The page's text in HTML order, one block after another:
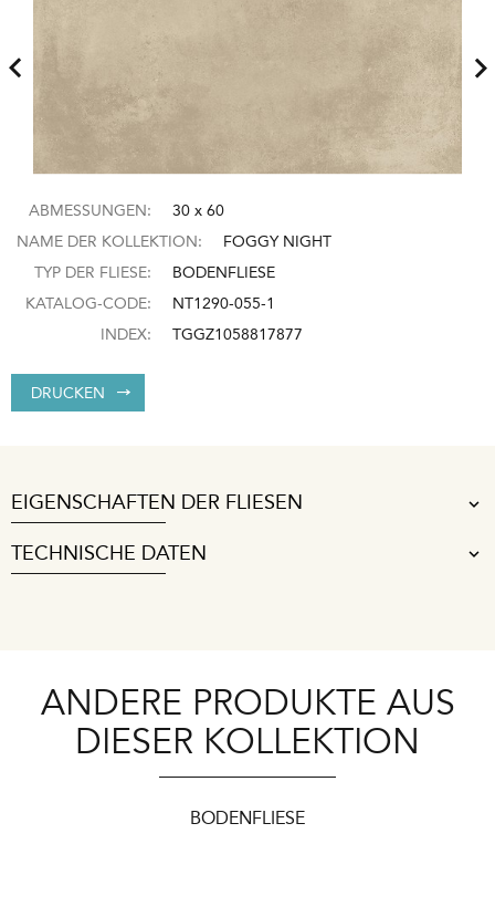
ABMESSUNGEN:
30 x 60
NAME DER KOLLEKTION:
FOGGY NIGHT
TYP DER FLIESE:
BODENFLIESE
KATALOG-CODE:
NT1290-055-1
INDEX:
TGGZ1058817877
DRUCKEN
EIGENSCHAFTEN DER FLIESEN
TECHNISCHE DATEN
ANDERE PRODUKTE AUS
DIESER KOLLEKTION
BODENFLIESE